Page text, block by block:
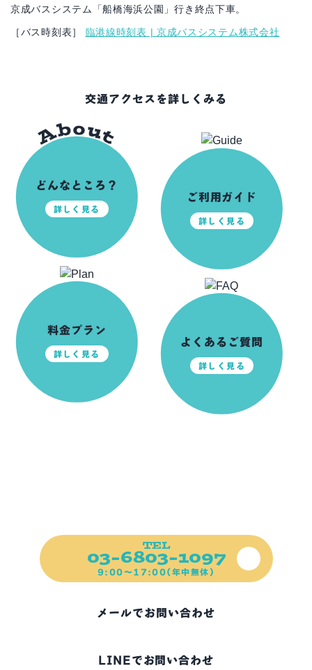
京成バスシステム「船橋海浜公園」行き終点下車。
［バス時刻表］ 臨港線時刻表 | 京成バスシステム株式会社
交通アクセスを詳しくみる
どんなところ？
詳しく見る
ご利用ガイド
詳しく見る
料金プラン
詳しく見る
よくあるご質問
詳しく見る
TEL
03-6803-1097
9:00～17:00(年中無休)
メールでお問い合わせ
LINEでお問い合わせ